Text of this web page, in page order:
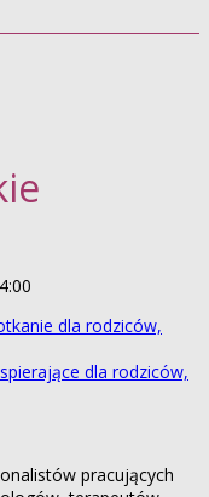
dla rodziców,
dla rodziców,
pracujących